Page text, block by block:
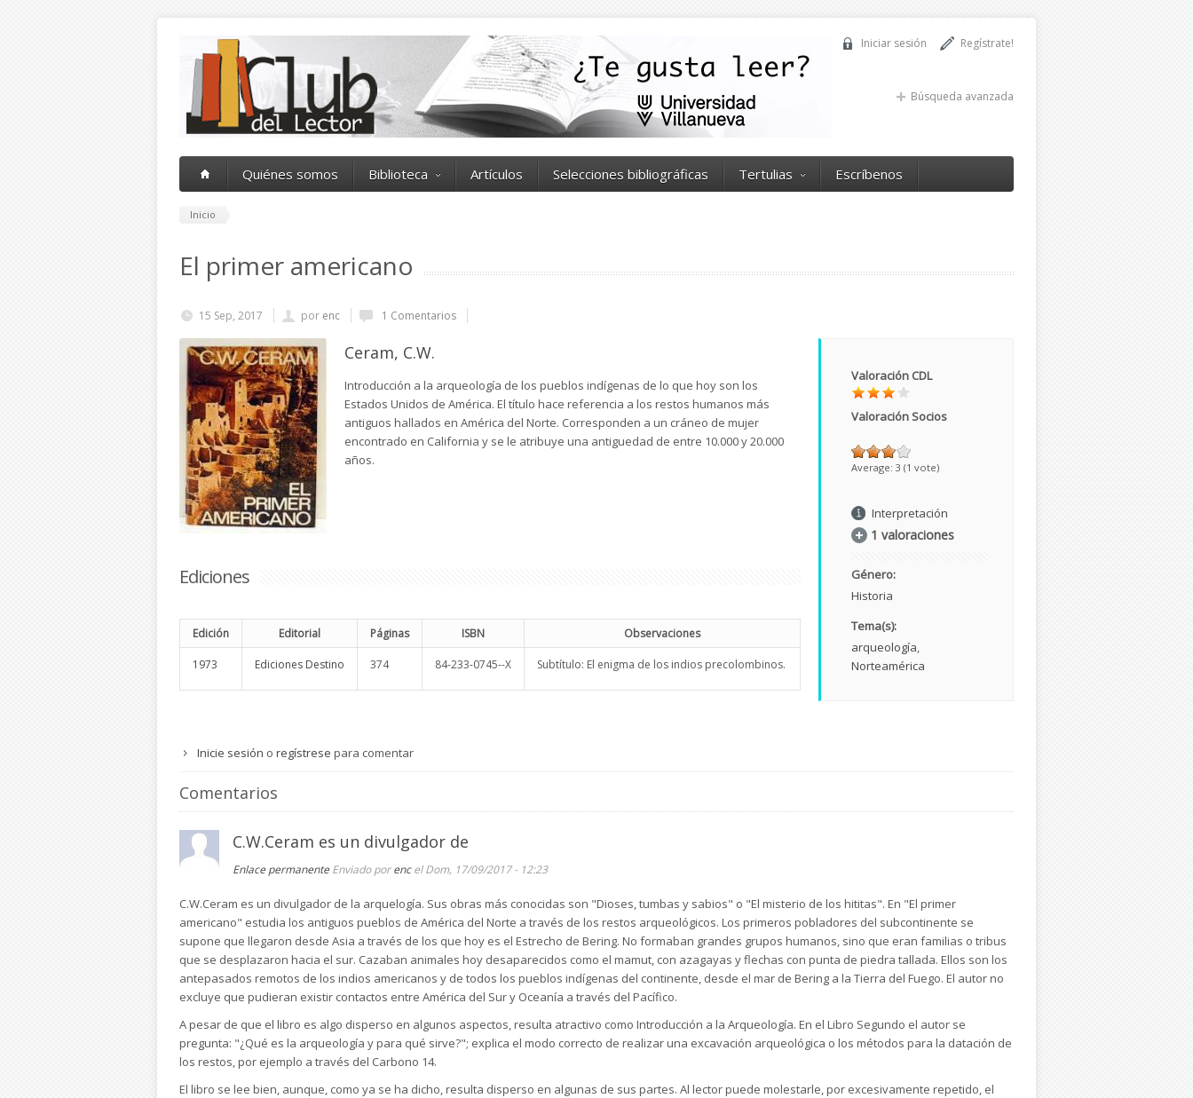
Regístrate!
Iniciar sesión
Búsqueda avanzada
Quiénes somos Biblioteca Artículos Selecciones bibliográficas Tertulias Escríbenos
Inicio
El primer americano
15 Sep, 2017 por enc 1 Comentarios
Ceram, C.W.
Introducción a la arqueología de los pueblos indígenas de lo que hoy son los
Estados Unidos de América. El título hace referencia a los restos humanos más
antiguos hallados en América del Norte. Corresponden a un cráneo de mujer
encontrado en California y se le atribuye una antiguedad de entre 10.000 y 20.000
años.
Ediciones
Edición Editorial Páginas ISBN Observaciones
1973 Ediciones Destino 374 84-233-0745--X Subtítulo: El enigma de los indios precolombinos.
Valoración CDL
Valoración Socios
Average: 3 (1 vote)
Interpretación
1 valoraciones
Género:
Historia
Tema(s):
arqueología
Norteamérica
Inicie sesión o regístrese para comentar
Comentarios
C.W.Ceram es un divulgador de
Enlace permanente Enviado porencel Dom, 17/09/2017 - 12:23
C.W.Ceram es un divulgador de la arquelogía. Sus obras más conocidas son "Dioses, tumbas y sabios" o "El misterio de los hititas". En "El primer
americano" estudia los antiguos pueblos de América del Norte a través de los restos arqueológicos. Los primeros pobladores del subcontinente se
supone que llegaron desde Asia a través de los que hoy es el Estrecho de Bering. No formaban grandes grupos humanos, sino que eran familias o tribus
que se desplazaron hacia el sur. Cazaban animales hoy desaparecidos como el mamut, con azagayas y flechas con punta de piedra tallada. Ellos son los
antepasados remotos de los indios americanos y de todos los pueblos indígenas del continente, desde el mar de Bering a la Tierra del Fuego. El autor no
excluye que pudieran existir contactos entre América del Sur y Oceanía a través del Pacífico.
A pesar de que el libro es algo disperso en algunos aspectos, resulta atractivo como Introducción a la Arqueología. En el Libro Segundo el autor se
pregunta: "¿Qué es la arqueología y para qué sirve?"; explica el modo correcto de realizar una excavación arqueológica o los métodos para la datación de
los restos, por ejemplo a través del Carbono 14.
El libro se lee bien, aunque, como ya se ha dicho, resulta disperso en algunas de sus partes. Al lector puede molestarle, por excesivamente repetido, el